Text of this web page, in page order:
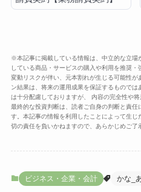
※本記事に掲載している情報は、中立的な立場
している商品・サービスの購入や利用を推奨
変動リスクが伴い、元本割れが生じる可能性
ン結果は、将来の運用成果を保証するもので
は十分配慮しておりますが、 内容の完全性や
最終的な投資判断は、読者ご自身の判断と責
す。本記事の情報を利用したことによって生
切の責任を負いかねますので、あらかじめご了
ビジネス・企業・会計 かな_